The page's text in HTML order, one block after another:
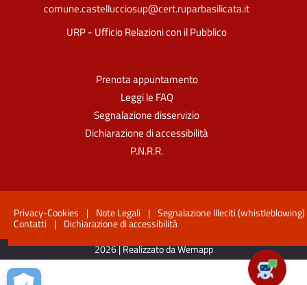
comune.castellucciosup@cert.ruparbasilicata.it
URP - Ufficio Relazioni con il Pubblico
Prenota appuntamento
Leggi le FAQ
Segnalazione disservizio
Dichiarazione di accessibilità
P.N.R.R.
Privacy-Cookies | Note Legali | Segnalazione Illeciti (whistleblowing)
Contatti | Dichiarazione di accessibilità
2026 | Realizzato da Wemapp